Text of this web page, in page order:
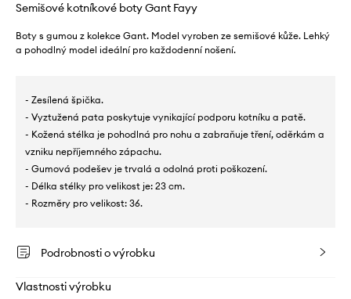
Semišové kotníkové boty Gant Fayy
Boty s gumou z kolekce Gant. Model vyroben ze semišové kůže. Lehký
a pohodlný model ideální pro každodenní nošení.
- Zesílená špička.
- Vyztužená pata poskytuje vynikající podporu kotníku a patě.
- Kožená stélka je pohodlná pro nohu a zabraňuje tření, oděrkám a
vzniku nepříjemného zápachu.
- Gumová podešev je trvalá a odolná proti poškození.
- Délka stélky pro velikost je: 23 cm.
- Rozměry pro velikost: 36.
Podrobnosti o výrobku
Vlastnosti výrobku